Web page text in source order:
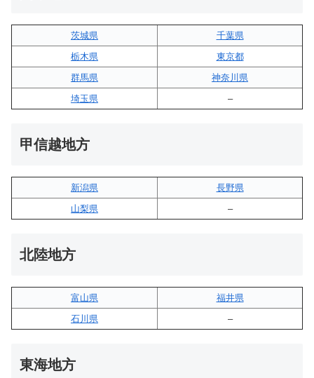
茨城県
千葉県
栃木県
東京都
群馬県
神奈川県
埼玉県
–
甲信越地方
新潟県
長野県
山梨県
–
北陸地方
富山県
福井県
石川県
–
東海地方